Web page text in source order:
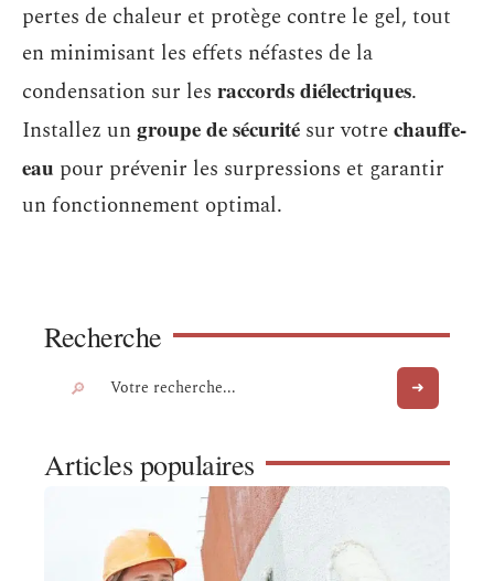
pertes de chaleur et protège contre le gel, tout
en minimisant les effets néfastes de la
condensation sur les raccords diélectriques.
Installez ungroupe de sécurité sur votrechauffe-
eau pour prévenir les surpressions et garantir
un fonctionnement optimal.
Recherche
Articles populaires